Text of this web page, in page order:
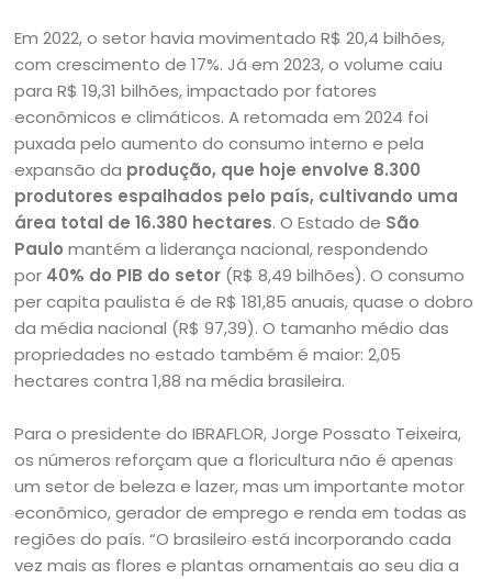
Em 2022, o setor havia movimentado R$ 20,4 bilhões,
com crescimento de 17%. Já em 2023, o volume caiu
para R$ 19,31 bilhões, impactado por fatores
econômicos e climáticos. A retomada em 2024 foi
puxada pelo aumento do consumo interno e pela
expansão da produção, que hoje envolve 8.300
produtores espalhados pelo país, cultivando uma
área total de 16.380 hectares. O Estado de São
Paulo mantém a liderança nacional, respondendo
por 40% do PIB do setor (R$ 8,49 bilhões). O consumo
per capita paulista é de R$ 181,85 anuais, quase o dobro
da média nacional (R$ 97,39). O tamanho médio das
propriedades no estado também é maior: 2,05
hectares contra 1,88 na média brasileira.
Para o presidente do IBRAFLOR, Jorge Possato Teixeira,
os números reforçam que a floricultura não é apenas
um setor de beleza e lazer, mas um importante motor
econômico, gerador de emprego e renda em todas as
regiões do país. “O brasileiro está incorporando cada
vez mais as flores e plantas ornamentais ao seu dia a